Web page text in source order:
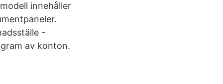
innehåller
-
av konton.